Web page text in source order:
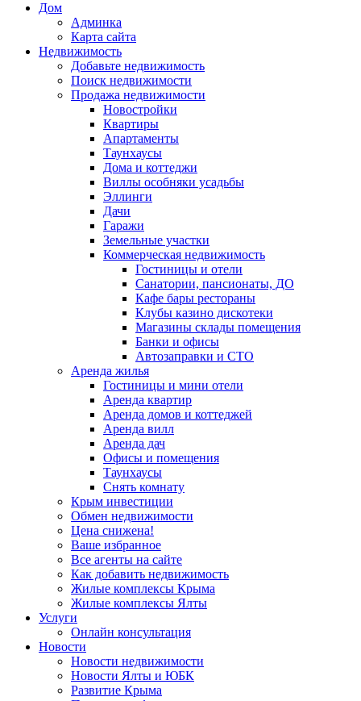
Дом
Админка
Карта сайта
Недвижимость
Добавьте недвижимость
Поиск недвижимости
Продажа недвижимости
Новостройки
Квартиры
Апартаменты
Таунхаусы
Дома и коттеджи
Виллы особняки усадьбы
Эллинги
Дачи
Гаражи
Земельные участки
Коммерческая недвижимость
Гостиницы и отели
Санатории, пансионаты, ДО
Кафе бары рестораны
Клубы казино дискотеки
Магазины склады помещения
Банки и офисы
Автозаправки и СТО
Аренда жилья
Гостиницы и мини отели
Аренда квартир
Аренда домов и коттеджей
Аренда вилл
Аренда дач
Офисы и помещения
Таунхаусы
Снять комнату
Крым инвестиции
Обмен недвижимости
Цена снижена!
Ваше избранное
Все агенты на сайте
Как добавить недвижимость
Жилые комплексы Крыма
Жилые комплексы Ялты
Услуги
Онлайн консультация
Новости
Новости недвижимости
Новости Ялты и ЮБК
Развитие Крыма